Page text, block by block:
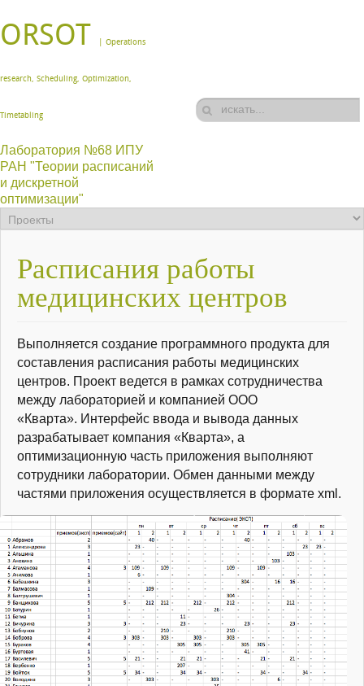
ORSOT | Operations
research, Scheduling, Optimization,
Timetabling
Лаборатория №68 ИПУ
РАН "Теории расписаний
и дискретной
оптимизации"
Расписания работы
медицинских центров
Выполняется создание программного продукта для
составления расписания работы медицинских
центров. Проект ведется в рамках сотрудничества
между лабораторией и компанией ООО
«Кварта». Интерфейс ввода и вывода данных
разрабатывает компания «Кварта», а
оптимизационную часть приложения выполняют
сотрудники лаборатории. Обмен данными между
частями приложения осуществляется в формате xml.